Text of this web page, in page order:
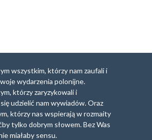
wszystkim, którzy nam zaufali i
wydarzenia polonijne.
którzy zaryzykowali i
udzielić nam wywiadów. Oraz
którzy nas wspierają w rozmaity
tylko dobrym słowem. Bez Was
miałaby sensu.